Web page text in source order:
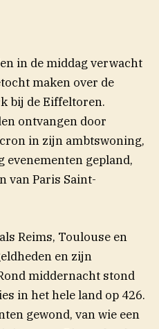
in de middag verwacht
maken over de
bij de Eiffeltoren.
ontvangen door
in zijn ambtswoning,
evenementen gepland,
van Paris Saint-
Reims, Toulouse en
en zijn
middernacht stond
in het hele land op 426.
gewond, van wie een